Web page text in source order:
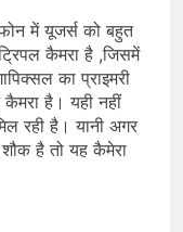
में यूजर्स को बहुत
कैमरा है ,जिसमें
का प्राइमरी
है। यही नहीं
रही है। यानी अगर
शौक है तो यह कैमेरा